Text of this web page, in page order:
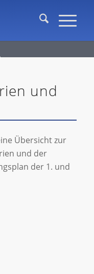
und
Übersicht zur
und der
der 1. und